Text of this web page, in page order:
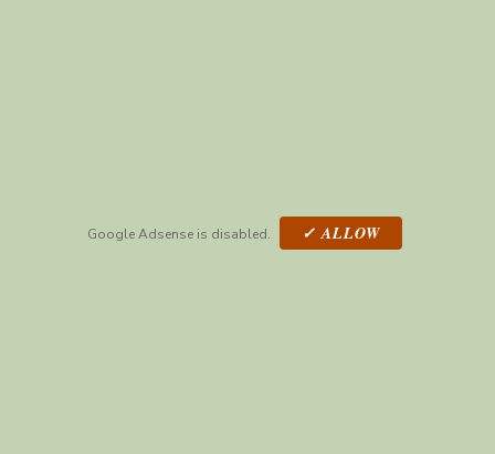
Google Adsense is disabled. ✓ ALLOW